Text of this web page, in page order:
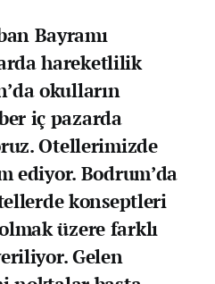
Bayramı
hareketlilik
okulların
iç pazarda
Otellerimizde
ediyor. Bodrum’da
konseptleri
üzere farklı
Gelen